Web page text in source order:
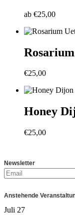
ab €25,00
€25,00
Honey
€25,00
Newsletter
Anstehende
Juli 27